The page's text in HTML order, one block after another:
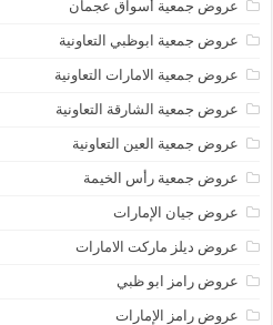
عروض جمعية أسواق عجمان
عروض جمعية ابوظبي التعاونية
عروض جمعية الامارات التعاونية
عروض جمعية الشارقة التعاونية
عروض جمعية العين التعاونية
عروض جمعية رأس الخيمة
عروض جيان الإمارات
عروض ديلز ماركت الامارات
عروض رامز ابو ظبي
عروض رامز الإمارات